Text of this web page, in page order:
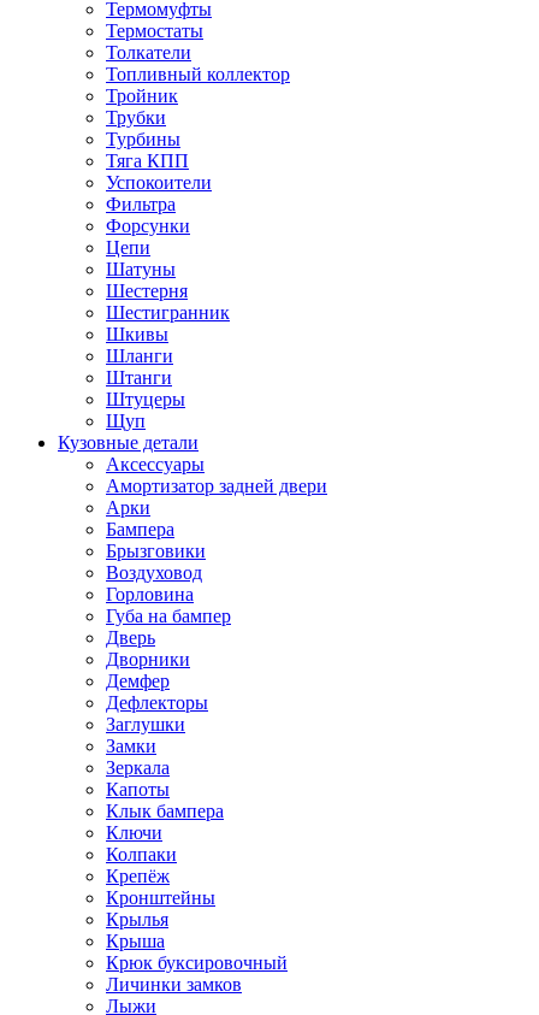
Термомуфты
Термостаты
Толкатели
Топливный коллектор
Тройник
Трубки
Турбины
Тяга КПП
Успокоители
Фильтра
Форсунки
Цепи
Шатуны
Шестерня
Шестигранник
Шкивы
Шланги
Штанги
Штуцеры
Щуп
Кузовные детали
Аксессуары
Амортизатор задней двери
Арки
Бампера
Брызговики
Воздуховод
Горловина
Губа на бампер
Дверь
Дворники
Демфер
Дефлекторы
Заглушки
Замки
Зеркала
Капоты
Клык бампера
Ключи
Колпаки
Крепёж
Кронштейны
Крылья
Крыша
Крюк буксировочный
Личинки замков
Лыжи